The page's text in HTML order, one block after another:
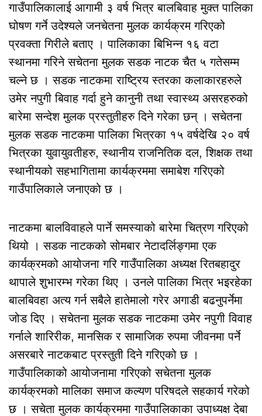
गाउँपालिकालाई आगामी ३ वर्ष भित्र बालबिवाह मुक्त पालिका
घोषण गर्ने उदेश्यले जनचेतना मुलक कार्यक्रम गरिएको
प्रवक्ता गिरीले बताए । पालिकाका बिभिन्न १६ वटा
स्थानमा गरिने सचेतना मुलक सडक नाटक चैत ५ गतेसम्म
चल्ने छ । सडक नाटकमा राष्ट्रिय स्तरका कलाकारहरुले
उमेर नपुगी बिवाह गर्दा हुने कानुनी तथा स्वास्थ्य असरहरुको
बारेमा सन्देश मुलक प्रस्तुतीहरु दिने गरेका छन् । सचेतना
मुलक सडक नाटकमा पालिका भित्रका १५ वर्षदेखि २० वर्ष
भित्रका युवायुवतीहरु, स्थानीय राजनितिक दल, शिक्षक तथा
स्थानीयको सहभागितामा कार्यक्रममा समाबेश गरिएको
गाउँपालिकाले जनाएको छ ।
नाटकमा बालविवाहले पार्ने समस्याको बारेमा चित्रण गरिएको
थियो । सडक नाटकको सोमबार नेटादर्लिङ्गमा एक
कार्यक्रमको आयोजना गरि गाउँपालिका अध्यक्ष रितबहादुर
थापाले शुभारम्भ गरेका थिए । उनले पालिका भित्र भइरहेका
बालबिवहा अत्य गर्न सबैले हातेमालो गरेर अगाडी बढनुपर्नेमा
जोड दिए । सचेतना मुलक सडक नाटकमा उमेर नपुगी विवाह
गर्नाले शारिरीक, मानसिक र सामाजिक रुपमा जीवनमा पर्ने
असरबारे नाटकबाट प्रस्तुती दिने गरिएको छ ।
गाउँपालिकाको आयोजनामा गरिएको सचेतना मुलक
कार्यक्रमको मालिका समाज कल्यण परिषदले सहकार्य गरेको
छ । सचेता मुलक कार्यक्रममा गाउँपालिकाका उपाध्यक्ष देबा